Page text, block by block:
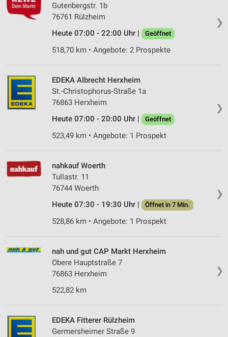
❯
Gutenbergstr. 1b
76761 Rülzheim
Heute 07:00 - 22:00 Uhr |
Geöffnet
518,70 km • Angebote: 2 Prospekte
❯
EDEKA Albrecht Herxheim
St.-Christophorus-Straße 1a
76863 Herxheim
Heute 07:00 - 20:00 Uhr |
Geöffnet
523,49 km • Angebote: 1 Prospekt
❯
nahkauf Woerth
Tullastr. 11
76744 Woerth
Heute 07:30 - 19:30 Uhr |
Öffnet in 7 Min.
528,86 km • Angebote: 1 Prospekt
❯
nah und gut CAP Markt Herxheim
Obere Hauptstraße 7
76863 Herxheim
522,82 km
EDEKA Fitterer Rülzheim
Germersheimer Straße 9